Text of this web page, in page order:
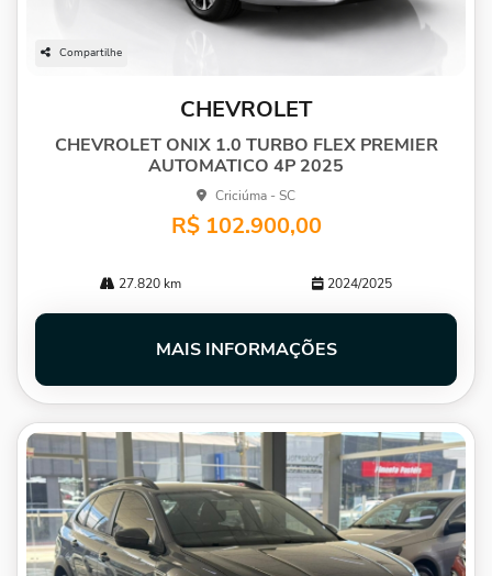
Compartilhe
CHEVROLET
CHEVROLET ONIX 1.0 TURBO FLEX PREMIER
AUTOMATICO 4P 2025
Criciúma - SC
R$ 102.900,00
27.820 km 2024/2025
MAIS INFORMAÇÕES